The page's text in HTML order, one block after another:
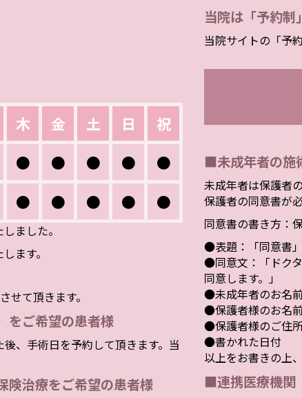
木 金 土 日
祝
● ● ● ●
●
● ● ● ● ●
ました。
ます。
て頂きます。
をご希望の患者様
、手術日を予約して頂きます。当
治療をご希望の患者様
当院は「予約制
当院サイトの「予
■未成年者の施
未成年者は保護者
保護者の同意書が必
同意書の書き方：
●表題：「同意書」
●同意文：「ドク
同意します。」
●未成年者のお名
●保護者様のお名
●保護者様のご住
●書かれた日付
以上をお書きの上
■連携医療機関